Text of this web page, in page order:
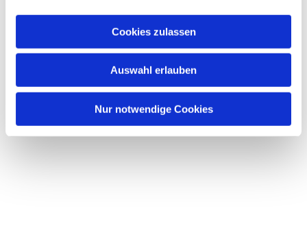
Cookies zulassen
Auswahl erlauben
Nur notwendige Cookies